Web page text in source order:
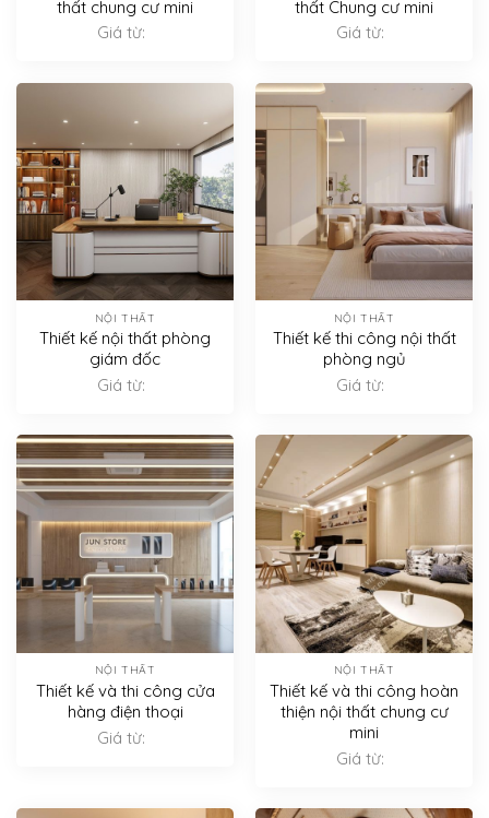
thất chung cư mini
Giá từ:
thất Chung cư mini
Giá từ:
NỘI THẤT
Thiết kế nội thất phòng
giám đốc
Giá từ:
NỘI THẤT
Thiết kế thi công nội thất
phòng ngủ
Giá từ:
NỘI THẤT
Thiết kế và thi công cửa
hàng điện thoại
Giá từ:
NỘI THẤT
Thiết kế và thi công hoàn
thiện nội thất chung cư
mini
Giá từ: